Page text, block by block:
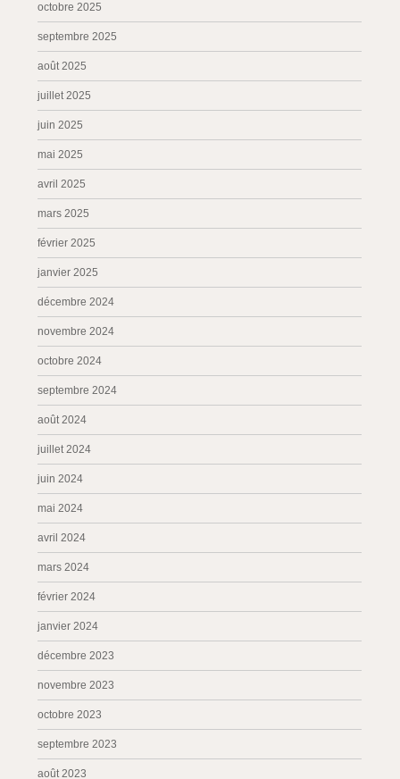
octobre 2025
septembre 2025
août 2025
juillet 2025
juin 2025
mai 2025
avril 2025
mars 2025
février 2025
janvier 2025
décembre 2024
novembre 2024
octobre 2024
septembre 2024
août 2024
juillet 2024
juin 2024
mai 2024
avril 2024
mars 2024
février 2024
janvier 2024
décembre 2023
novembre 2023
octobre 2023
septembre 2023
août 2023